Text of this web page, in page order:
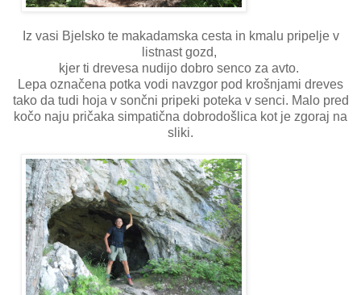
Iz vasi Bjelsko te makadamska cesta in kmalu pripelje v
listnast gozd,
kjer ti drevesa nudijo dobro senco za avto.
Lepa označena potka vodi navzgor pod krošnjami dreves
tako da tudi hoja v sončni pripeki poteka v senci. Malo pred
kočo naju pričaka simpatična dobrodošlica kot je zgoraj na
sliki.